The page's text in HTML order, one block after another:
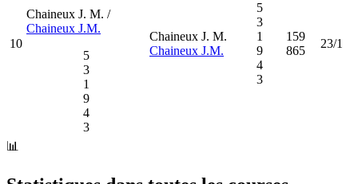
10
Chaineux J. M. /
Chaineux J.M.
5
3
1
9
4
3
Chaineux J. M.
Chaineux J.M.
5
3
1
9
4
3
159
865
23/1
📊